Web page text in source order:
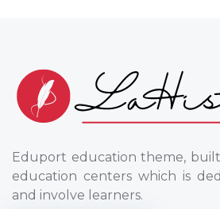
Eduport education theme,
education centers which is
and involve learners.